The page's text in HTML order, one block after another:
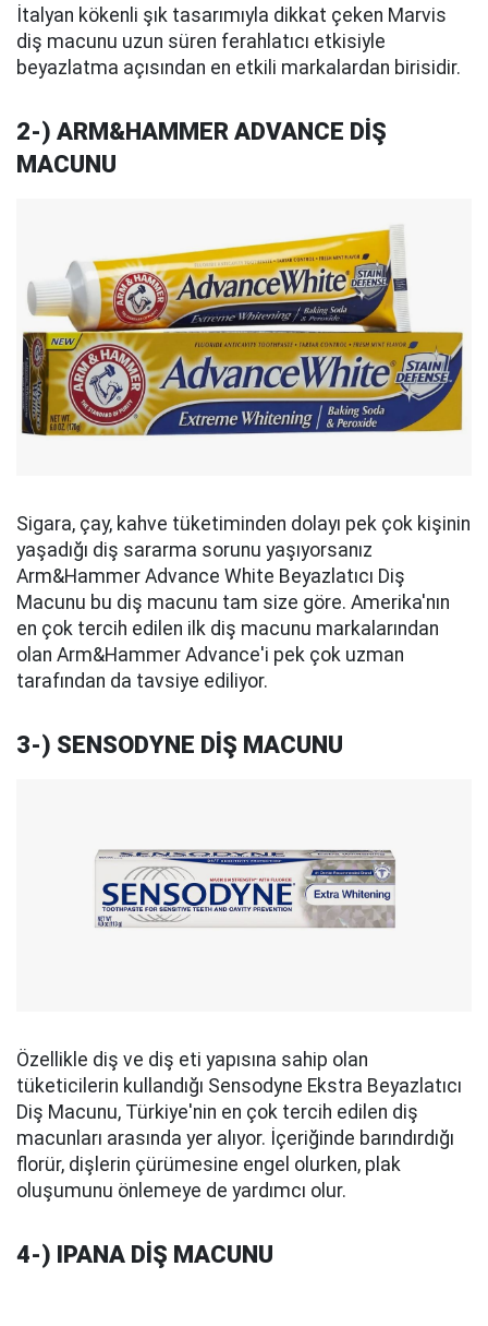
İtalyan kökenli şık tasarımıyla dikkat çeken Marvis
diş macunu uzun süren ferahlatıcı etkisiyle
beyazlatma açısından en etkili markalardan birisidir.
2-) ARM&HAMMER ADVANCE DİŞ
MACUNU
Sigara, çay, kahve tüketiminden dolayı pek çok kişinin
yaşadığı diş sararma sorunu yaşıyorsanız
Arm&Hammer Advance White Beyazlatıcı Diş
Macunu bu diş macunu tam size göre. Amerika'nın
en çok tercih edilen ilk diş macunu markalarından
olan Arm&Hammer Advance'i pek çok uzman
tarafından da tavsiye ediliyor.
3-) SENSODYNE DİŞ MACUNU
Özellikle diş ve diş eti yapısına sahip olan
tüketicilerin kullandığı Sensodyne Ekstra Beyazlatıcı
Diş Macunu, Türkiye'nin en çok tercih edilen diş
macunları arasında yer alıyor. İçeriğinde barındırdığı
florür, dişlerin çürümesine engel olurken, plak
oluşumunu önlemeye de yardımcı olur.
4-) IPANA DİŞ MACUNU